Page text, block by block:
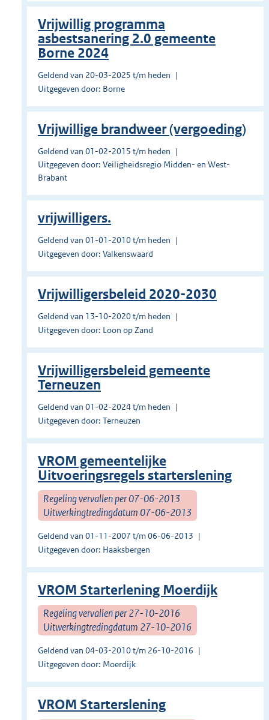
Vrijwillig programma
asbestsanering 2.0 gemeente
Borne 2024
Geldend van 20-03-2025 t/m heden
Uitgegeven door: Borne
Vrijwillige brandweer (vergoeding)
Geldend van 01-02-2015 t/m heden
Uitgegeven door: Veiligheidsregio Midden- en West-
Brabant
vrijwilligers.
Geldend van 01-01-2010 t/m heden
Uitgegeven door: Valkenswaard
Vrijwilligersbeleid 2020-2030
Geldend van 13-10-2020 t/m heden
Uitgegeven door: Loon op Zand
Vrijwilligersbeleid gemeente
Terneuzen
Geldend van 01-02-2024 t/m heden
Uitgegeven door: Terneuzen
VROM gemeentelijke
Uitvoeringsregels starterslening
Regeling vervallen per 07-06-2013
Uitwerkingtredingdatum 07-06-2013
Geldend van 01-11-2007 t/m 06-06-2013
Uitgegeven door: Haaksbergen
VROM Starterlening Moerdijk
Regeling vervallen per 27-10-2016
Uitwerkingtredingdatum 27-10-2016
Geldend van 04-03-2010 t/m 26-10-2016
Uitgegeven door: Moerdijk
VROM Starterslening